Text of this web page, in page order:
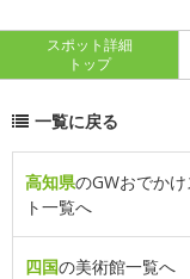
スポット詳細
トップ
一覧に戻る
高知県のGWおでかけ
ト一覧へ
四国の美術館一覧へ